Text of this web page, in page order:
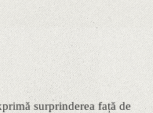
surprinderea față de